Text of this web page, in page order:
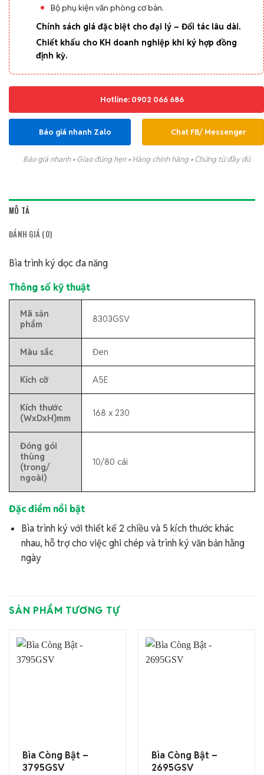
Bộ phụ kiện văn phòng cơ bản.
Chính sách giá đặc biệt cho đại lý – Đối tác lâu dài.
Chiết khấu cho KH doanh nghiệp khi ký hợp đồng
định kỳ.
Hotline: 0902 066 686
Báo giá nhanh Zalo Chat FB/ Messenger
Báo giá nhanh • Giao đúng hẹn • Hàng chính hãng • Chứng từ đầy đủ
MÔ TẢ
ĐÁNH GIÁ (0)
Bìa trình ký dọc đa năng
Thông số kỹ thuật
Mã sản
phẩm
8303GSV
Màu sắc Đen
Kích cỡ A5E
Kích thước
(WxDxH)mm
168 x 230
Đóng gói
thùng
(trong/
ngoài)
10/80 cái
Đặc điểm nổi bật
Bìa trình ký với thiết kế 2 chiều và 5 kích thước khác
nhau, hỗ trợ cho việc ghi chép và trình ký văn bản hằng
ngày
SẢN PHẨM TƯƠNG TỰ
Bìa Còng Bật –
3795GSV
Bìa Còng Bật –
2695GSV